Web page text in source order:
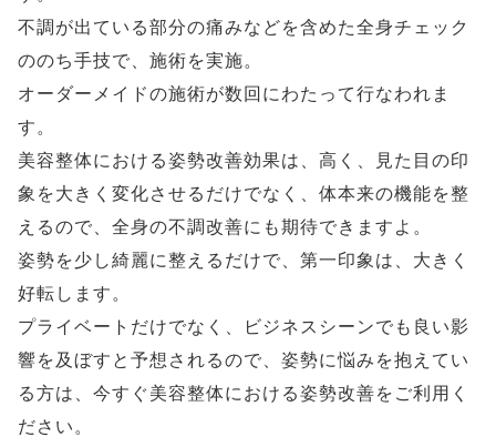
不調が出ている部分の痛みなどを含めた全身チェック
ののち手技で、施術を実施。
オーダーメイドの施術が数回にわたって行なわれま
す。
美容整体における姿勢改善効果は、高く、見た目の印
象を大きく変化させるだけでなく、体本来の機能を整
えるので、全身の不調改善にも期待できますよ。
姿勢を少し綺麗に整えるだけで、第一印象は、大きく
好転します。
プライベートだけでなく、ビジネスシーンでも良い影
響を及ぼすと予想されるので、姿勢に悩みを抱えてい
る方は、今すぐ美容整体における姿勢改善をご利用く
ださい。